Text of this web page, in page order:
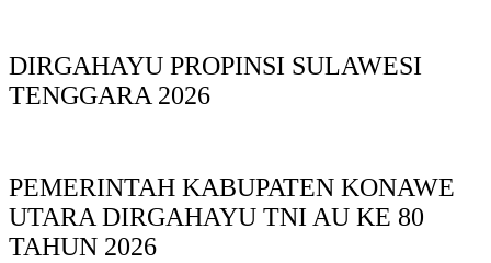
DIRGAHAYU PROPINSI SULAWESI
TENGGARA 2026
PEMERINTAH KABUPATEN KONAWE
UTARA DIRGAHAYU TNI AU KE 80
TAHUN 2026